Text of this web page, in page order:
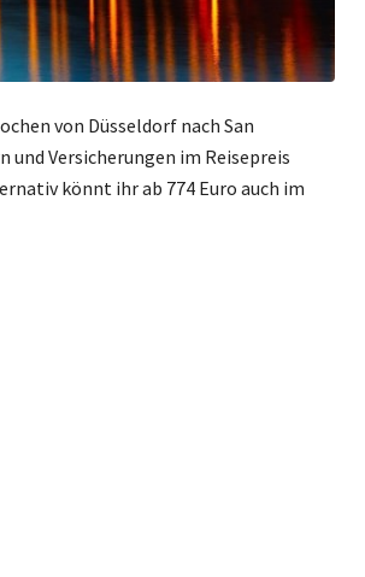
von Düsseldorf nach San
und Versicherungen im Reisepreis
könnt ihr ab 774 Euro auch im